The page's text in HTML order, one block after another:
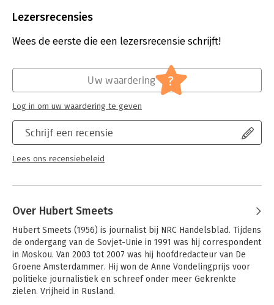
Bestandsformaat:
Uitgever:
Prometheus Bert Bakker
Hoofdrubriek: Mens en maatschappij
Lezersrecensies
Wees de eerste die een lezersrecensie schrijft!
Schrijf een recensie
Lees ons recensiebeleid
Uw waardering ?
Log in om uw waardering te geven
Over Hubert Smeets
Hubert Smeets (1956) is journalist bij NRC Handelsblad. Tijdens
de ondergang van de Sovjet-Unie in 1991 was hij correspondent
in Moskou. Van 2003 tot 2007 was hij hoofdredacteur van De
Groene Amsterdammer. Hij won de Anne Vondelingprijs voor
politieke journalistiek en schreef onder meer Gekrenkte
zielen. Vrijheid in Rusland.